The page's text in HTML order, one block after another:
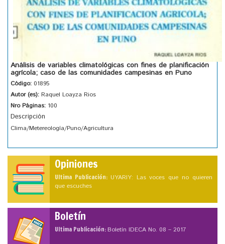
Análisis de variables climatológicas con fines de planificación
agrícola; caso de las comunidades campesinas en Puno
Código: 01895
Autor (es): Raquel Loayza Rios
Nro Páginas: 100
Descripción
Clima/Metereología/Puno/Agricultura
Opiniones
Ultima Publicación: UYARIY: Las voces que no quieren
que escuches
Boletín
Ultima Publicación:Boletín IDECA No. 08 – 2017